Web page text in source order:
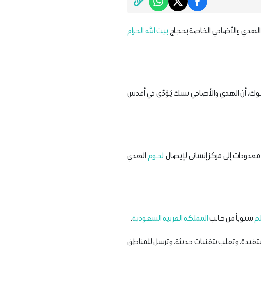
الهدي والأضاحي الخاصة بحجاج بيت الله الحرام
أن الهدي والأضاحي نسك يُؤدَّى في أقدس
إلى مركز إنساني لإيصال لحوم الهدي
سنوياً من جانبالمملكة العربية السعودية.
وتعلب بتقنيات حديثة، وترسل للمناطق